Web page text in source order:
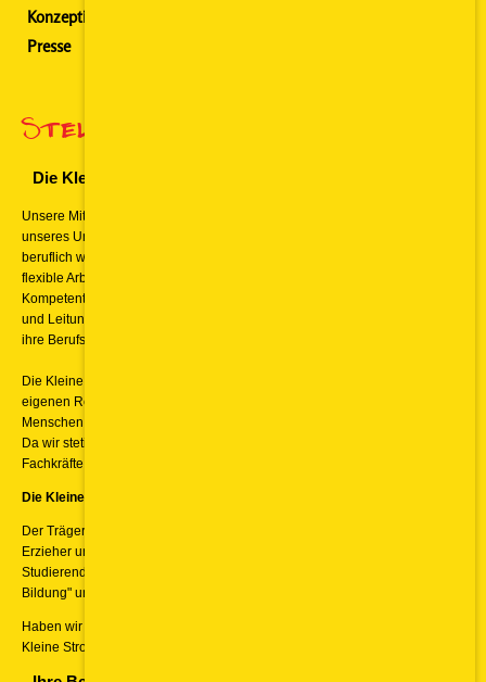
Konzeption
Presse
Stellenangebote
Die Kleine Stromer GmbH als Arbeitgeber
Unsere Mitarbeitenden profitieren in vielen Bereichen von der Größe
unseres Unternehmens. So ermöglichen wir unseren Fachkräften, sich
beruflich weiterzuentwickeln, pädagogische Schwerpunkte zu bilden oder
flexible Arbeitszeitmodelle zu nutzen.
Kompetente Ansprechpartner in der Zentrale unterstützen die Fachkräfte
und Leitungskräfte bei organisatorischen Aufgaben und bei Fragen, die
ihre Berufstätigkeit betreffen.
Die Kleine Stromer GmbH rekrutiert Nachwuchskräfte am liebsten aus den
eigenen Reihen. Deshalb investieren wir in die Ausbildung junger
Menschen, aber auch in die Fortbildung unserer Mitarbeitenden.
Da wir stetig weiter wachsen benötigen wir fortlaufend zusätzliche
Fachkräfte.
Die Kleine Stromer GmbH als Ausbildungsbetrieb
Der Träger ist Ausbildungsbetrieb für den Beruf der staatlich anerkannten
Erzieher und Erzieherinnen, für den Beruf der Sozialassistenz, für
Studierende im Fachbereich "Soziale Arbeit" sowie "Frühkindliche inklusive
Bildung" und "Kindheitspädagogik".
Haben wir Ihr Interesse geweckt? Dann werden Sie Teil unseres Teams der
Kleine Stromer GmbH!